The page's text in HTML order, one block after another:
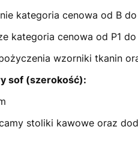
kategoria cenowa od B do
kategoria cenowa od P1 do
wzorniki tkanin
sof (szerokość):
stoliki kawowe oraz